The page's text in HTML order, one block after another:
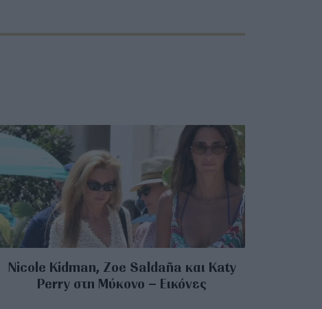
Nicole Kidman, Zoe Saldaña και Katy
Perry στη Μύκονο – Εικόνες